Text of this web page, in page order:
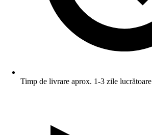
Timp de livrare aprox. 1-3 zile lucrătoare